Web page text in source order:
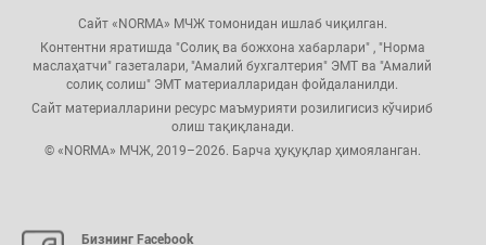
Сайт «NORMA» МЧЖ томонидан ишлаб чиқилган.
Контентни яратишда "Солиқ ва божхона хабарлари" , "Норма
маслаҳатчи" газеталари, "Амалий бухгалтерия" ЭМТ ва "Амалий
солиқ солиш" ЭМТ материалларидан фойдаланилди.
Сайт материалларини ресурс маъмурияти розилигисиз кўчириб
олиш тақиқланади.
© «NORMA» МЧЖ, 2019–2026. Барча ҳуқуқлар ҳимояланган.
Бизнинг Facebook